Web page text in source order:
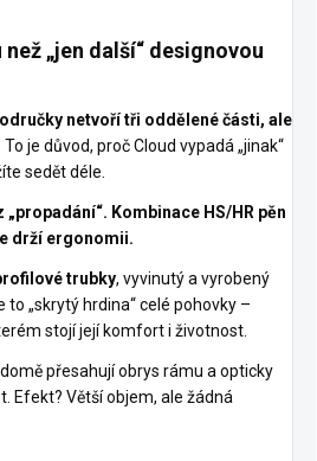
„jen další“ designovou
netvoří tři oddělené části, ale
To je důvod, proč Cloud vypadá „jinak“
sedět déle.
„propadání“. Kombinace HS/HR pěn
drží ergonomii.
trubky, vyvinutý a vyrobený
to „skrytý hrdina“ celé pohovky –
stojí její komfort i životnost.
přesahují obrys rámu a opticky
Efekt? Větší objem, ale žádná